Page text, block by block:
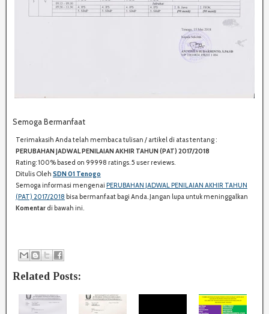
Semoga Bermanfaat
Terimakasih Anda telah membaca tulisan / artikel di atas tentang :
PERUBAHAN JADWAL PENILAIAN AKHIR TAHUN (PAT) 2017/2018
Rating:100% based on 99998 ratings.5 user reviews.
Ditulis Oleh SDN 01 Tenogo
Semoga informasi mengenai PERUBAHAN JADWAL PENILAIAN AKHIR TAHUN
(PAT) 2017/2018 bisa bermanfaat bagi Anda. Jangan lupa untuk meninggalkan
Komentar di bawah ini.
Related Posts: